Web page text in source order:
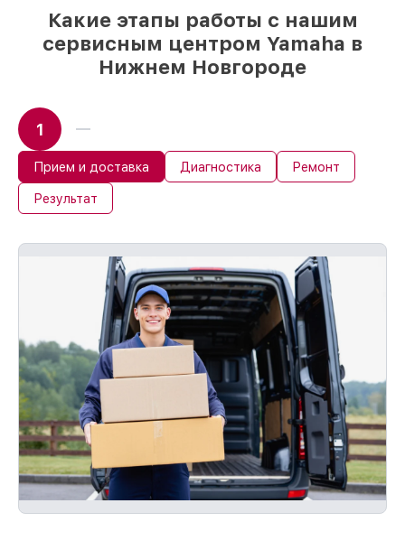
мастер приступает к обслуживанию
сразу
Какие этапы работы с нашим
сервисным центром Yamaha в
Нижнем Новгороде
1
Прием и доставка Диагностика Ремонт
Результат